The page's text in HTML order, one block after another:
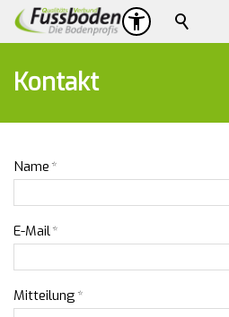
Suche
Kontakt
Name *
E-Mail*
Mitteilung *